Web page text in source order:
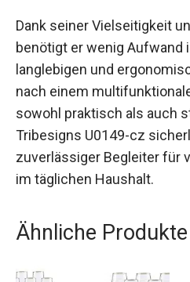
Dank seiner Vielseitigkeit
benötigt er wenig Aufwand
langlebigen und
nach einem
sowohl praktisch als auch
Tribesigns U0149-cz
zuverlässiger Begleiter für
im täglichen Haushalt.
Ähnliche Produkte